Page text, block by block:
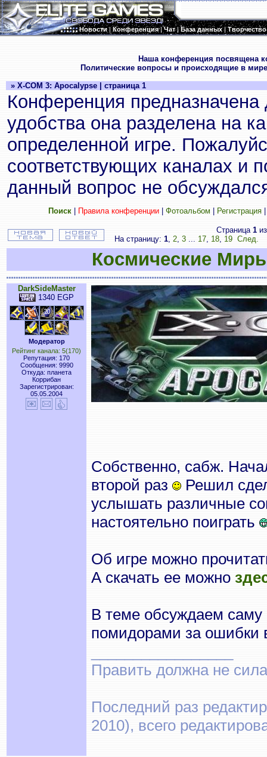
Новости|Конференция|Чат|База данных|Творчество
Наша конференция посвящена
Политические вопросы и происходящие в
» X-COM 3: Apocalypse | страница 1
Конференция
удобства она разделена на
определенной игре.
соответствующих каналах и
данный вопрос не
Поиск| Правила конференции| Фотоальбом Регистрация
Страница 1
На страницу: 1, 2, 3... 17, 18, 19 След.
Космические
DarkSideMaster
1340 EGP
Модератор
Рейтинг канала: 5(170)
Репутация: 170
Сообщения: 9990
Откуда: планета
Коррибан
Зарегистрирован:
05.05.2004
Собственно, сабж.
второй раз
Решил
услышать различные
настоятельно поиграть
Об игре можно
А скачать ее можно
В теме обсуждаем саму
помидорами за ошибки
Править должна не
Последний раз
2010), всего